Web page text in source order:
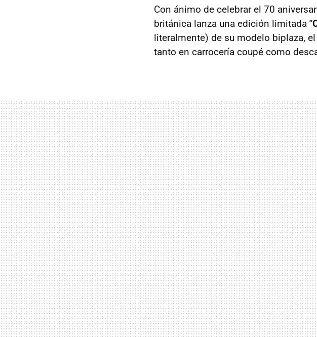
Con ánimo de celebrar el 70
británica lanza una edición limitada
literalmente) de su modelo biplaza, el
tanto en carrocería coupé como